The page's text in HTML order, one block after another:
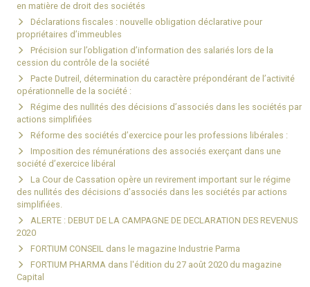
en matière de droit des sociétés
Déclarations fiscales : nouvelle obligation déclarative pour
propriétaires d’immeubles
Précision sur l’obligation d’information des salariés lors de la
cession du contrôle de la société
Pacte Dutreil, détermination du caractère prépondérant de l’activité
opérationnelle de la société :
Régime des nullités des décisions d’associés dans les sociétés par
actions simplifiées
Réforme des sociétés d’exercice pour les professions libérales :
Imposition des rémunérations des associés exerçant dans une
société d’exercice libéral
La Cour de Cassation opère un revirement important sur le régime
des nullités des décisions d’associés dans les sociétés par actions
simplifiées.
ALERTE : DEBUT DE LA CAMPAGNE DE DECLARATION DES REVENUS
2020
FORTIUM CONSEIL dans le magazine Industrie Parma
FORTIUM PHARMA dans l'édition du 27 août 2020 du magazine
Capital